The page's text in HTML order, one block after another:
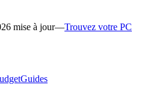
mise à jour—Trouvez votre PC
Guides